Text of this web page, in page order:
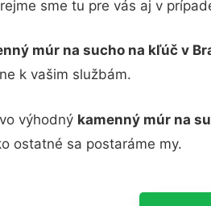
sme tu pre vás aj v
múr na sucho na kľúč v
k vašim službám.
výhodný kamenný múr na
ostatné sa postaráme my.